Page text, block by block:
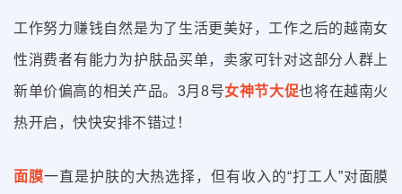
工作努力赚钱自然是为了生活更美好，工作之后的越南女
性消费者有能力为护肤品买单，卖家可针对这部分人群上
新单价偏高的相关产品。3月8号女神节大促也将在越南火
热开启，快快安排不错过！
面膜一直是护肤的大热选择，但有收入的“打工人”对面膜